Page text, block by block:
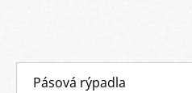
Pásová rýpadla